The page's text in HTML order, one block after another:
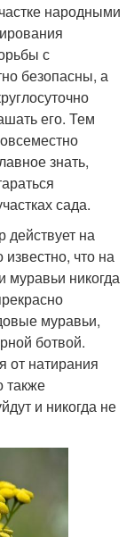
народными
с
безопасны, а
его. Тем
знать,
сада.
действует на
что на
муравьи никогда
муравьи,
ботвой.
от натирания
также
и никогда не